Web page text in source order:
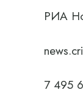
РИА
7 495